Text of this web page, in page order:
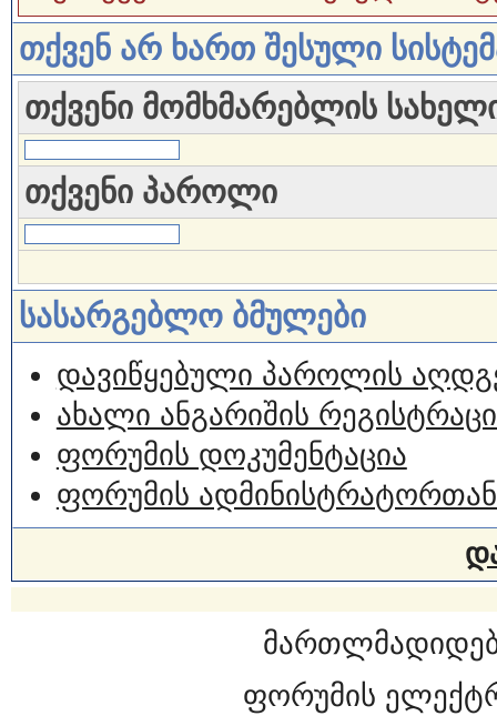
თქვენ არ ხართ შესული
თქვენი მომხმარებლის
თქვენი პაროლი
სასარგებლო ბმულები
დავიწყებული პაროლის
ახალი ანგარიშის
ფორუმის დოკუმენტაცია
ფორუმის ადმინისტრატორთან
ფორუმის